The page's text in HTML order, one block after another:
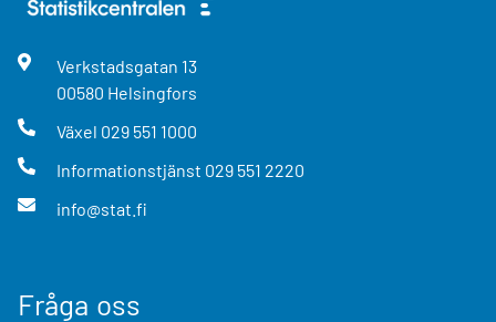
Verkstadsgatan 13
00580 Helsingfors
Växel 029 551 1000
Informationstjänst 029 551 2220
info@stat.fi
Fråga oss